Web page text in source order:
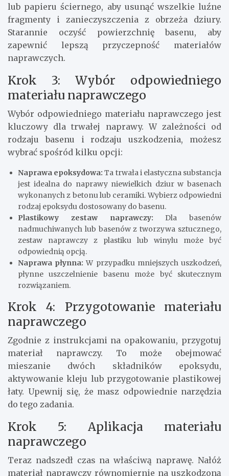
lub papieru ściernego, aby usunąć wszelkie luźne
fragmenty i zanieczyszczenia z obrzeża dziury.
Starannie oczyść powierzchnię basenu, aby
zapewnić lepszą przyczepność materiałów
naprawczych.
Krok 3: Wybór odpowiedniego
materiału naprawczego
Wybór odpowiedniego materiału naprawczego jest
kluczowy dla trwałej naprawy. W zależności od
rodzaju basenu i rodzaju uszkodzenia, możesz
wybrać spośród kilku opcji:
Naprawa epoksydowa: Ta trwała i elastyczna substancja
jest idealna do naprawy niewielkich dziur w basenach
wykonanych z betonu lub ceramiki. Wybierz odpowiedni
rodzaj epoksydu dostosowany do basenu.
Plastikowy zestaw naprawczy: Dla basenów
nadmuchiwanych lub basenów z tworzywa sztucznego,
zestaw naprawczy z plastiku lub winylu może być
odpowiednią opcją.
Naprawa płynna: W przypadku mniejszych uszkodzeń,
płynne uszczelnienie basenu może być skutecznym
rozwiązaniem.
Krok 4: Przygotowanie materiału
naprawczego
Zgodnie z instrukcjami na opakowaniu, przygotuj
materiał naprawczy. To może obejmować
mieszanie dwóch składników epoksydu,
aktywowanie kleju lub przygotowanie plastikowej
łaty. Upewnij się, że masz odpowiednie narzędzia
do tego zadania.
Krok 5: Aplikacja materiału
naprawczego
Teraz nadszedł czas na właściwą naprawę. Nałóż
materiał naprawczy równomiernie na uszkodzoną